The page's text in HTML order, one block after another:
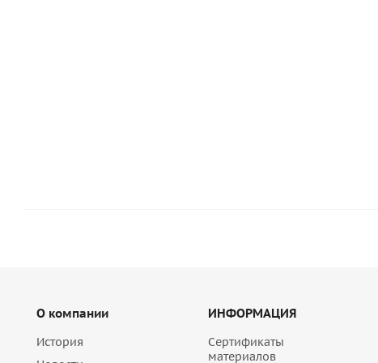
О компании
История
ИНФОРМАЦИЯ
Сертификаты
материалов